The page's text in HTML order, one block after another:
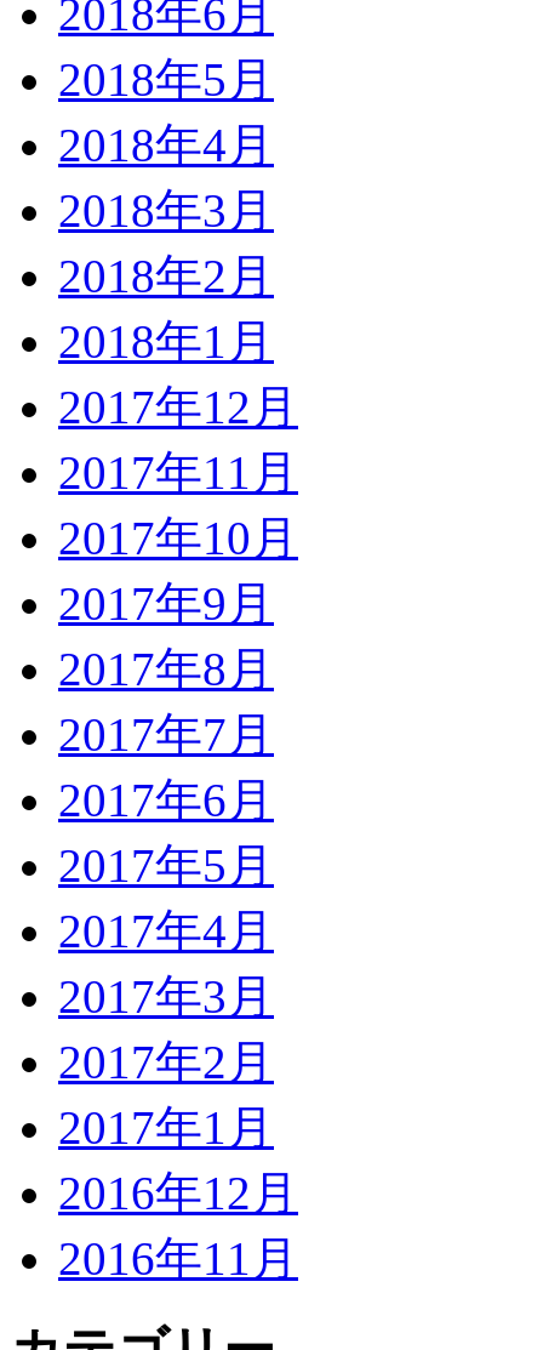
2018年6月
2018年5月
2018年4月
2018年3月
2018年2月
2018年1月
2017年12月
2017年11月
2017年10月
2017年9月
2017年8月
2017年7月
2017年6月
2017年5月
2017年4月
2017年3月
2017年2月
2017年1月
2016年12月
2016年11月